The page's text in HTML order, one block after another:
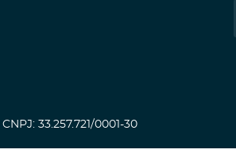
CNPJ: 33.257.721/0001-30